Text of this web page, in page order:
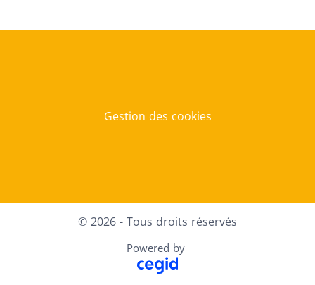
Gestion des cookies
© 2026 - Tous droits réservés
Powered by